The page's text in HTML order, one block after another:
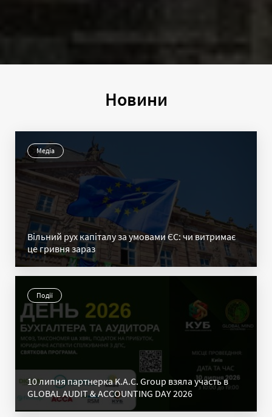
Новини
Медіа
Вільний рух капіталу за умовами ЄС: чи витримає
це гривня зараз
Події
10 липня партнерка K.A.C. Group взяла участь в
GLOBAL AUDIT & ACCOUNTING DAY 2026